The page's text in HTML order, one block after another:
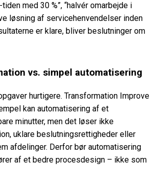
med 30 %”, “halvér omarbejde i
løsning af servicehenvendelser inden
er klare, bliver beslutninger om
vs. simpel automatisering
hurtigere. Transformation Improve
kan automatisering af et
minutter, men det løser ikke
uklare beslutningsrettigheder eller
afdelinger. Derfor bør automatisering
af et bedre procesdesign – ikke som